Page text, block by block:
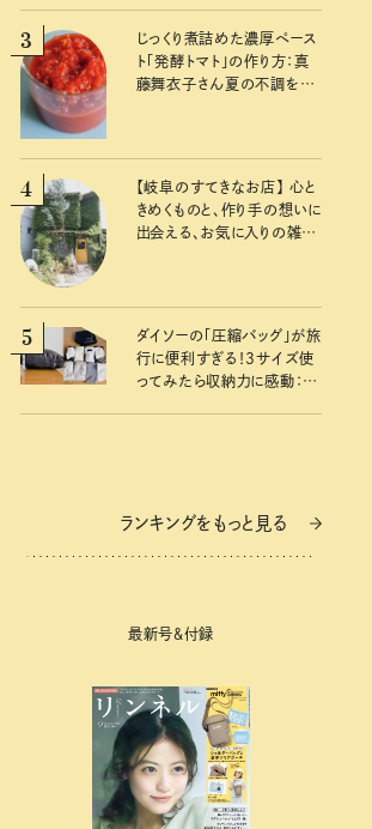
3
じっくり煮詰めた濃厚ペース
ト「発酵トマト」の作り方：真
藤舞衣子さん夏の不調を整
4
【岐阜のすてきなお店】 心と
きめくものと、作り手の想いに
出会える、お気に入りの雑貨
5
ダイソーの「圧縮バッグ」が旅
行に便利すぎる！3サイズ使
ってみたら収納力に感動：
ランキングをもっと見る
最新号＆付録